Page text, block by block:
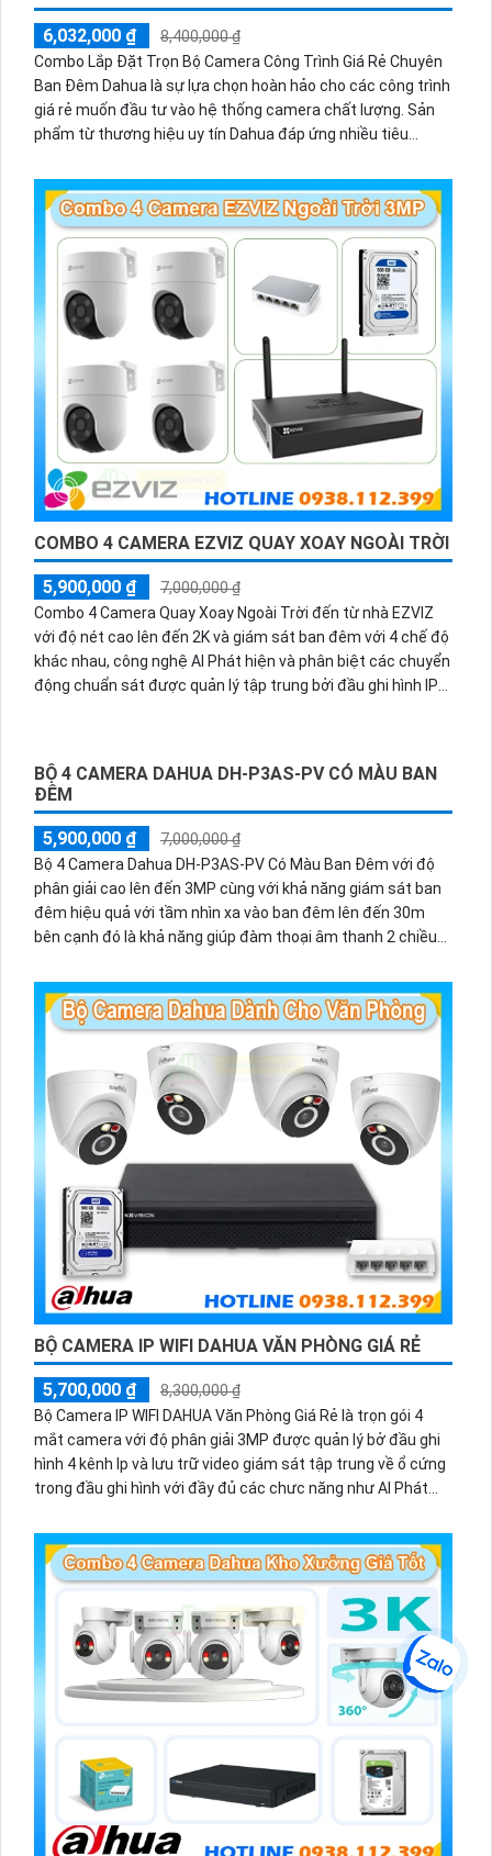
6,032,000 ₫
8,400,000 ₫
Combo Lắp Đặt Trọn Bộ Camera Công Trình Giá Rẻ Chuyên
Ban Đêm Dahua là sự lựa chọn hoàn hảo cho các công trình
giá rẻ muốn đầu tư vào hệ thống camera chất lượng. Sản
phẩm từ thương hiệu uy tín Dahua đáp ứng nhiều tiêu
COMBO 4 CAMERA EZVIZ QUAY XOAY NGOÀI TRỜI
5,900,000 ₫
7,000,000 ₫
Combo 4 Camera Quay Xoay Ngoài Trời đến từ nhà EZVIZ
với độ nét cao lên đến 2K và giám sát ban đêm với 4 chế độ
khác nhau, công nghệ AI Phát hiện và phân biệt các chuyển
động chuẩn sát được quản lý tập trung bởi đầu ghi hình IP
BỘ 4 CAMERA DAHUA DH-P3AS-PV CÓ MÀU BAN
ĐÊM
5,900,000 ₫
7,000,000 ₫
Bộ 4 Camera Dahua DH-P3AS-PV Có Màu Ban Đêm với độ
phân giải cao lên đến 3MP cùng với khả năng giám sát ban
đêm hiệu quả với tầm nhìn xa vào ban đêm lên đến 30m
bên cạnh đó là khả năng giúp đàm thoại âm thanh 2 chiều
BỘ CAMERA IP WIFI DAHUA VĂN PHÒNG GIÁ RẺ
5,700,000 ₫
8,300,000 ₫
Bộ Camera IP WIFI DAHUA Văn Phòng Giá Rẻ là trọn gói 4
mắt camera với độ phân giải 3MP được quản lý bở đầu ghi
hình 4 kênh Ip và lưu trữ video giám sát tập trung về ổ cứng
trong đầu ghi hình với đầy đủ các chưc năng như AI Phát
có màu vào ban đêm